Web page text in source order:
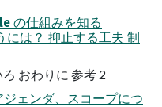
の仕組みを知る
は？ 抑止する工夫 制
おわりに 参考 2
ェンダ、スコープにつ